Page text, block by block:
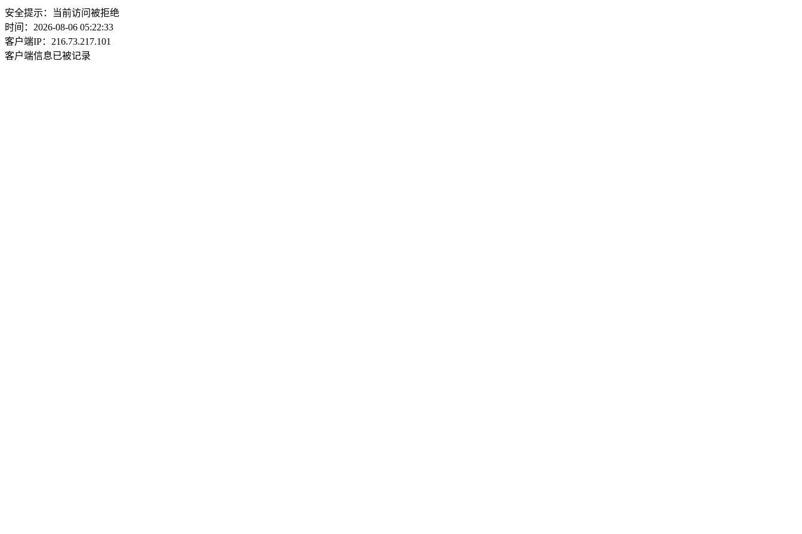
安全提示：当前访问被拒绝
时间：2026-08-06 05:22:33
客户端IP：216.73.217.101
客户端信息已被记录